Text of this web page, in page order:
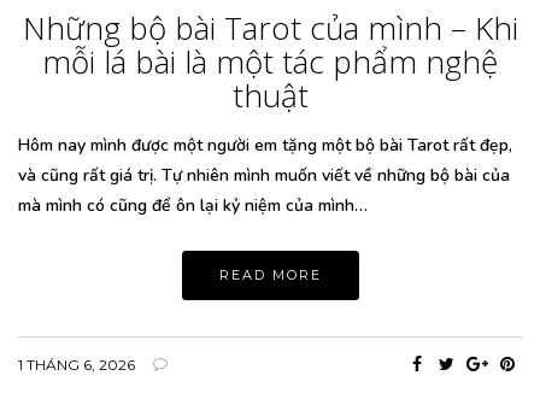
Những bộ bài Tarot của mình – Khi
mỗi lá bài là một tác phẩm nghệ
thuật
Hôm nay mình được một người em tặng một bộ bài Tarot rất đẹp,
và cũng rất giá trị. Tự nhiên mình muốn viết về những bộ bài của
mà mình có cũng để ôn lại kỷ niệm của mình…
READ MORE
1 THÁNG 6, 2026